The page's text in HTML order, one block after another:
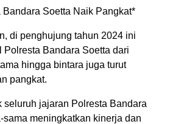
Soetta Naik Pangkat*
di penghujung tahun 2024 ini
Bandara Soetta dari
hingga bintara juga turut
pangkat.
seluruh jajaran Polresta Bandara
sama meningkatkan kinerja dan